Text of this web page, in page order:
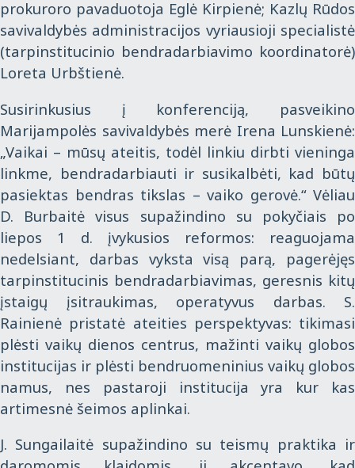
prokuroro pavaduotoja Eglė Kirpienė; Kazlų Rūdos
savivaldybės administracijos vyriausioji specialistė
(tarpinstitucinio bendradarbiavimo koordinatorė)
Loreta Urbštienė.
Susirinkusius į konferenciją, pasveikino
Marijampolės savivaldybės merė Irena Lunskienė:
„Vaikai – mūsų ateitis, todėl linkiu dirbti vieninga
linkme, bendradarbiauti ir susikalbėti, kad būtų
pasiektas bendras tikslas – vaiko gerovė.“ Vėliau
D. Burbaitė visus supažindino su pokyčiais po
liepos 1 d. įvykusios reformos: reaguojama
nedelsiant, darbas vyksta visą parą, pagerėjęs
tarpinstitucinis bendradarbiavimas, geresnis kitų
įstaigų įsitraukimas, operatyvus darbas. S.
Rainienė pristatė ateities perspektyvas: tikimasi
plėsti vaikų dienos centrus, mažinti vaikų globos
institucijas ir plėsti bendruomeninius vaikų globos
namus, nes pastaroji institucija yra kur kas
artimesnė šeimos aplinkai.
J. Sungailaitė supažindino su teismų praktika ir